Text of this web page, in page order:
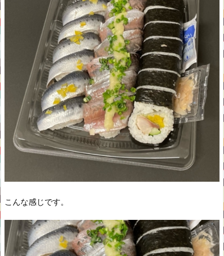
こんな感じです。